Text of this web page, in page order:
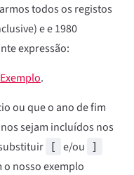
todos os registos
e e 1980
expressão:
Exemplo.
ou que o ano de fim
sejam incluídos nos
[ e/ou ]
nosso exemplo